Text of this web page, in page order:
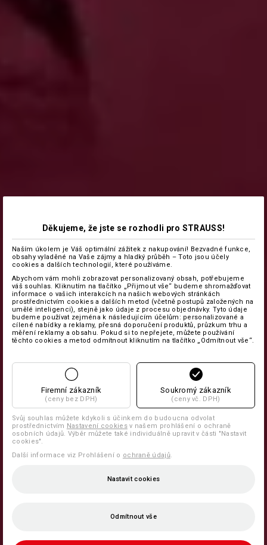
Děkujeme, že jste se rozhodli pro STRAUSS!
Naším úkolem je Váš optimální zážitek z nakupování! Bezvadné funkce,
obsahy vyladěné na Vaše zájmy a hladký průběh – Toto jsou účely
cookies a dalších technologií, které používáme.
Abychom vám mohli zobrazovat personalizovaný obsah, potřebujeme
váš souhlas. Kliknutím na tlačítko „Přijmout vše“ budeme shromažďovat
informace o vašich interakcích na našich webových stránkách
prostřednictvím cookies a dalších metod (včetně postupů založených na
umělé inteligenci), stejně jako údaje z procesu objednávky. Tyto údaje
budeme používat zejména k následujícím účelům: personalizované a
cílené nabídky a reklamy, přesná doporučení produktů, průzkum trhu a
měření reklamy a obsahu. Pokud si to nepřejete, můžete používání
těchto cookies a metod odmítnout kliknutím na tlačítko „Odmítnout vše“.
Firemní zákazník
(ceny bez DPH)
Soukromý zákazník
(ceny vč. DPH)
Svůj souhlas můžete kdykoli s účinkem do budoucna odvolat
prostřednictvím Nastavení cookiesv našem prohlášení o ochraně
osobních údajů. Výběr můžete také individuálně upravit v části "Nastavit
cookies".
Další informace viz Prohlášení o ochraně údajů.
Nastavit cookies
Odmítnout vše